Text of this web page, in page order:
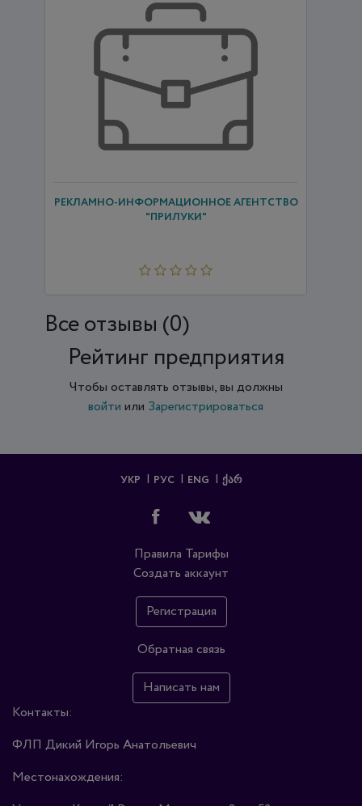
РЕКЛАМНО-ИНФОРМАЦИОННОЕ АГЕНТСТВО
"ПРИЛУКИ"
Все отзывы (0)
Рейтинг предприятия
Чтобы оставлять отзывы, вы должны
войти или Зарегистрироваться
УКР РУС ENG ᲥᲐᲠ
Правила Тарифы
Создать аккаунт
Регистрация
Обратная связь
Написать нам
Контакты:
ФЛП Дикий Игорь Анатольевич
Местонахождения: